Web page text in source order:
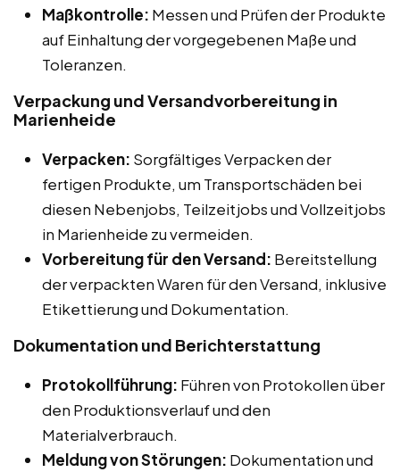
Maßkontrolle: Messen und Prüfen der Produkte
auf Einhaltung der vorgegebenen Maße und
Toleranzen.
Verpackung und Versandvorbereitung in
Marienheide
Verpacken: Sorgfältiges Verpacken der
fertigen Produkte, um Transportschäden bei
diesen Nebenjobs, Teilzeitjobs und Vollzeitjobs
in Marienheide zu vermeiden.
Vorbereitung für den Versand: Bereitstellung
der verpackten Waren für den Versand, inklusive
Etikettierung und Dokumentation.
Dokumentation und Berichterstattung
Protokollführung: Führen von Protokollen über
den Produktionsverlauf und den
Materialverbrauch.
Meldung von Störungen: Dokumentation und